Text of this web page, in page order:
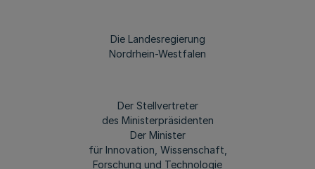
Die Landesregierung
Nordrhein-Westfalen
Der Stellvertreter
des Ministerpräsidenten
Der Minister
für Innovation, Wissenschaft,
Forschung und Technologie